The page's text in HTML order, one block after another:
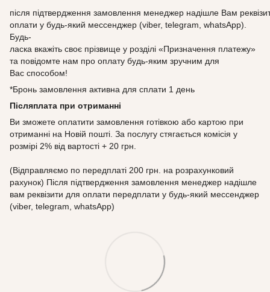
після підтвердження замовлення менеджер надішле Вам
оплати у будь-який мессенджер (viber, telegram, whatsApp).
Будь-
ласка вкажіть своє прізвище у розділі «Призначення платежу»
та повідомте нам про оплату будь-яким зручним для
Вас способом!
*Бронь замовлення активна для сплати 1 день
Післяплата при отриманні
Ви зможете оплатити замовлення готівкою або картою при
отриманні на Новій пошті. За послугу стягається комісія у
розмірі 2% від вартості + 20 грн.
(Відправляємо по передплаті 200 грн. на розрахунковий
рахунок) Після підтвердження замовлення менеджер надішле
вам реквізити для оплати передплати у будь-який мессенджер
(viber, telegram, whatsApp)